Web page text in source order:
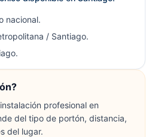
nacional.
/ Santiago.
profesional en
del tipo de portón, distancia,
del lugar.